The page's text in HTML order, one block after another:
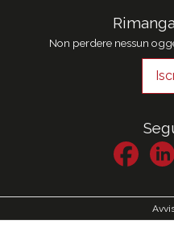
Non perdere nessun